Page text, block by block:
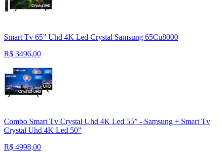
Smart Tv 65” Uhd 4K Led Crystal Samsung 65Cu8000
R$ 3496,00
Combo Smart Tv Crystal Uhd 4K Led 55” - Samsung + Smart Tv
Crystal Uhd 4K Led 50”
R$ 4998,00